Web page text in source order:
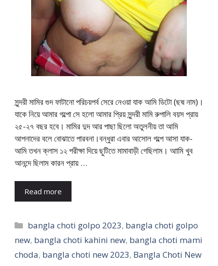
সুন্দরী মামির গুদ ফাটানো পরিচয়পর্ব সেরে নেওয়া যাক আমি ডিটো (ছদ্ম নাম)।
যাকে নিয়ে আমার গল্পো সে হলো আমার প্রিয় সুন্দরী মামি রুপালি বয়স প্রায়
২৫-২৭ বছর হবে। মামির দুদ আর পাছা ছিলো অতুলনীয় তা আমি
আপনাদের বলে বোঝাতে পারবনা।বন্ধুরা এবার আসোল গল্পে আসা যাক-
আমি তখন ক্লাস ১২ পরীক্ষা দিয়ে ছুটিতে মামাবাড়ী গেছিলাম। আামি খুব
আনন্দে ছিলাম কারন প্রায় …
Read more
Categories
bangla choti golpo 2023, bangla choti golpo
new, bangla choti kahini new, bangla choti mami
choda, bangla choti new 2023, Bangla Choti New